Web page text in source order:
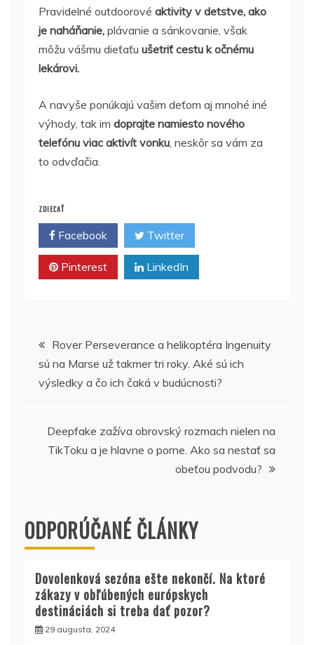
Pravidelné outdoorové aktivity v detstve, ako
je naháňanie, plávanie a sánkovanie, však
môžu vášmu dieťaťu ušetriť cestu k očnému
lekárovi.
A navyše ponúkajú vašim deťom aj mnohé iné
výhody, tak im doprajte namiesto nového
telefónu viac aktivít vonku, neskôr sa vám za
to odvďačia.
ZDIEĽAŤ
Facebook Twitter
Pinterest LinkedIn
Navigácia
Rover Perseverance a helikoptéra Ingenuity
sú na Marse už takmer tri roky. Aké sú ich
výsledky a čo ich čaká v budúcnosti?
Deepfake zažíva obrovský rozmach nielen na
TikToku a je hlavne o porne. Ako sa nestať sa
obeťou podvodu?
ODPORÚČANÉ ČLÁNKY
Dovolenková sezóna ešte nekončí. Na ktoré
zákazy v obľúbených európskych
destináciách si treba dať pozor?
29 augusta, 2024